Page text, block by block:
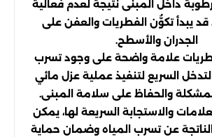
داخل المبنى نتيجة لعدم فعالية
قد يبدأ تكوُّن الفطريات والعفن على
الجدران والأسطح.
علامة واضحة على وجود تسرب
السريع لتنفيذ عملية عزل مائي
والحفاظ على سلامة المبنى.
والاستجابة السريعة لها، يمكن
عن تسرب المياه وضمان حماية